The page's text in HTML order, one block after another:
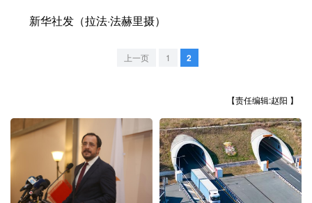
北京 天津
上海
湖南
广西 海南 重庆
贵州 云南 西藏
陕西 甘肃 青海 宁夏
新华社发（拉法·法赫里摄）
上一页 1 2
【责任编辑:赵阳 】